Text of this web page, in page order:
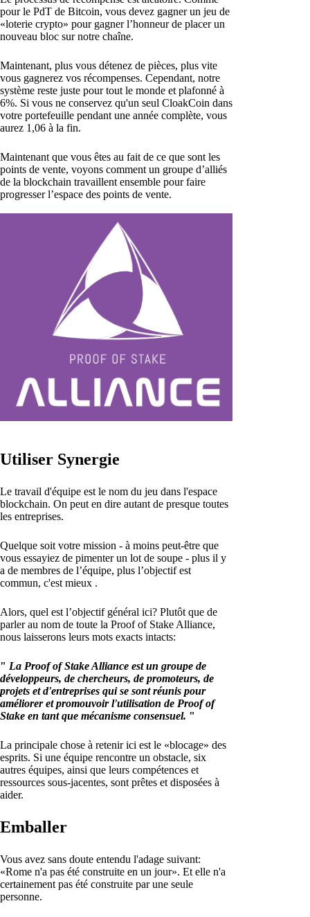
pour le PdT de Bitcoin, vous devez gagner un jeu de
«loterie crypto» pour gagner l’honneur de placer un
nouveau bloc sur notre chaîne.
Maintenant, plus vous détenez de pièces, plus vite
vous gagnerez vos récompenses. Cependant, notre
système reste juste pour tout le monde et plafonné à
6%. Si vous ne conservez qu'un seul CloakCoin dans
votre portefeuille pendant une année complète, vous
aurez 1,06 à la fin.
Maintenant que vous êtes au fait de ce que sont les
points de vente, voyons comment un groupe d’alliés
de la blockchain travaillent ensemble pour faire
progresser l’espace des points de vente.
Utiliser Synergie
Le travail d'équipe est le nom du jeu dans l'espace
blockchain. On peut en dire autant de presque toutes
les entreprises.
Quelque soit votre mission - à moins peut-être que
vous essayiez de pimenter un lot de soupe - plus il y
a de membres de l’équipe, plus l’objectif est
commun, c'est mieux .
Alors, quel est l’objectif général ici? Plutôt que de
parler au nom de toute la Proof of Stake Alliance,
nous laisserons leurs mots exacts intacts:
" La Proof of Stake Alliance est un groupe de
développeurs, de chercheurs, de promoteurs, de
projets et d'entreprises qui se sont réunis pour
améliorer et promouvoir l'utilisation de Proof of
Stake en tant que mécanisme consensuel. "
La principale chose à retenir ici est le «blocage» des
esprits. Si une équipe rencontre un obstacle, six
autres équipes, ainsi que leurs compétences et
ressources sous-jacentes, sont prêtes et disposées à
aider.
Emballer
Vous avez sans doute entendu l'adage suivant:
«Rome n'a pas été construite en un jour». Et elle n'a
certainement pas été construite par une seule
personne.